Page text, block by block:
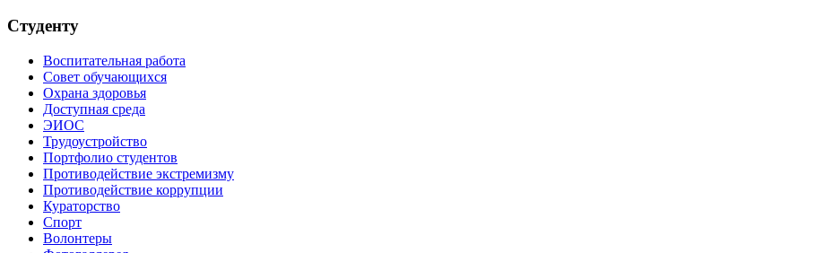
Студенту
Воспитательная работа
Совет обучающихся
Охрана здоровья
Доступная среда
ЭИОС
Трудоустройство
Портфолио студентов
Противодействие экстремизму
Противодействие коррупции
Кураторство
Спорт
Волонтеры